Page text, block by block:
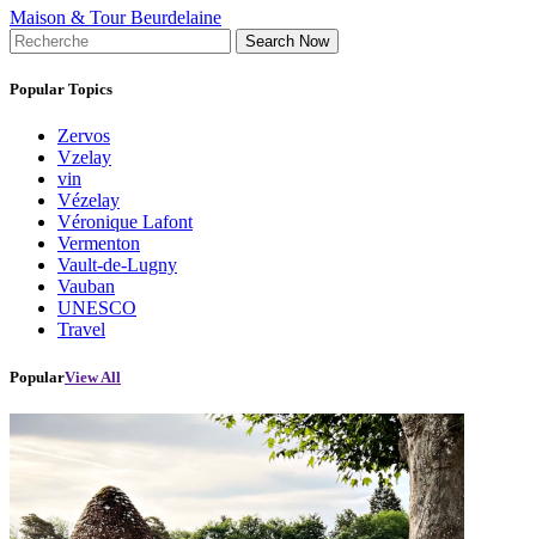
Maison & Tour Beurdelaine
Search Now
Popular Topics
Zervos
Vzelay
vin
Vézelay
Véronique Lafont
Vermenton
Vault-de-Lugny
Vauban
UNESCO
Travel
PopularView All